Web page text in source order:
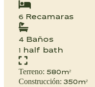
6 Recamaras
4 Baños
1 half bath
Terreno: 580m²
Construcción: 350m²